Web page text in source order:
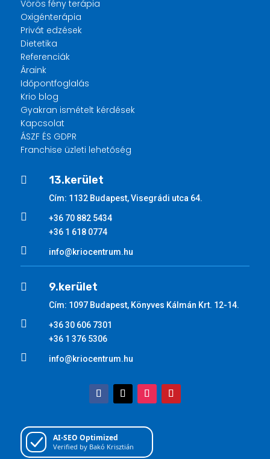
Vörös fény terápia
Oxigénterápia
Privát edzések
Dietetika
Referenciák
Áraink
Időpontfoglalás
Krio blog
Gyakran ismételt kérdések
Kapcsolat
ÁSZF ÉS GDPR
Franchise üzleti lehetőség
 13.kerület
Cím: 1132 Budapest, Visegrádi utca 64.

+36 70 882 5434
+36 1 618 0774
 info@kriocentrum.hu
 9.kerület
Cím: 1097 Budapest, Könyves Kálmán Krt. 12-14.

+36 30 606 7301
+36 1 376 5306
 info@kriocentrum.hu
AI-SEO Optimized
Verified by Bakó Krisztián